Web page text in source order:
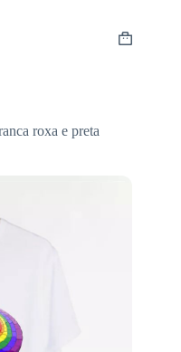
Carrinho
roxa e preta